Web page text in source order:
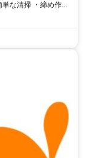
な清掃 ・締め作...